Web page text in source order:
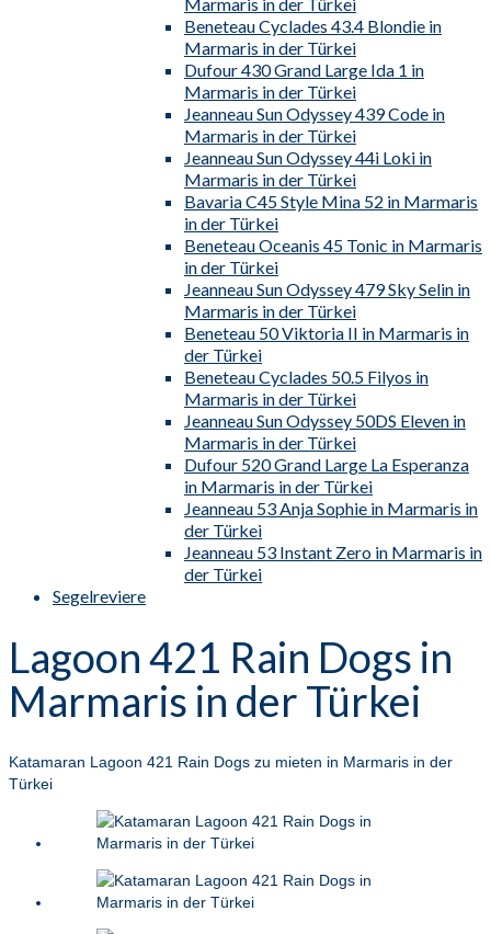
Beneteau Cyclades 43.4 Blondie in
Marmaris in der Türkei
Dufour 430 Grand Large Ida 1 in
Marmaris in der Türkei
Jeanneau Sun Odyssey 439 Code in
Marmaris in der Türkei
Jeanneau Sun Odyssey 44i Loki in
Marmaris in der Türkei
Bavaria C45 Style Mina 52 in Marmaris
in der Türkei
Beneteau Oceanis 45 Tonic in Marmaris
in der Türkei
Jeanneau Sun Odyssey 479 Sky Selin in
Marmaris in der Türkei
Beneteau 50 Viktoria II in Marmaris in
der Türkei
Beneteau Cyclades 50.5 Filyos in
Marmaris in der Türkei
Jeanneau Sun Odyssey 50DS Eleven in
Marmaris in der Türkei
Dufour 520 Grand Large La Esperanza
in Marmaris in der Türkei
Jeanneau 53 Anja Sophie in Marmaris in
der Türkei
Jeanneau 53 Instant Zero in Marmaris in
der Türkei
Segelreviere
Lagoon 421 Rain Dogs in
Marmaris in der Türkei
Katamaran Lagoon 421 Rain Dogs zu mieten in Marmaris in der
Türkei